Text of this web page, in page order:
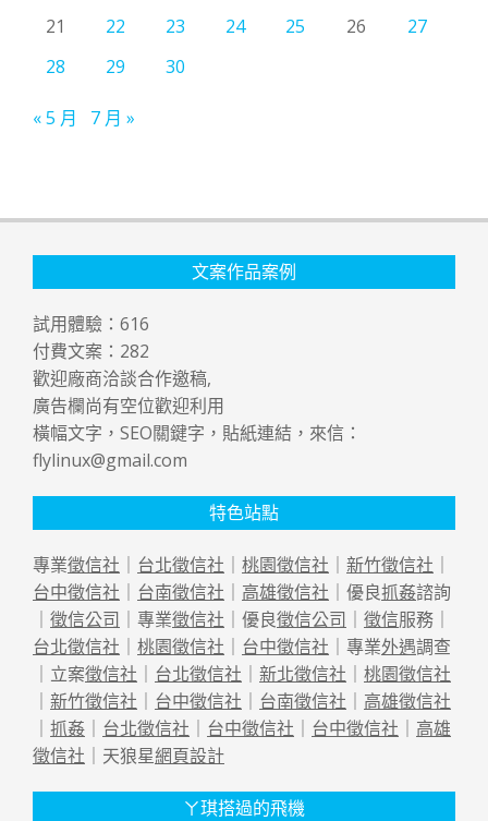
21
22 23 24 25 26
27
28
29 30
« 5 月 7 月 »
文案作品案例
試用體驗： 616
付費文案： 282
歡迎廠商洽談合作邀稿,
廣告欄尚有空位歡迎利用
橫幅文字，SEO關鍵字，貼紙連結，來信：
flylinux@gmail.com
特色站點
專業徵信社 台北徵信社 桃園徵信社 新竹徵信社
台中徵信社
台南徵信社 高雄徵信社 ｜優良抓姦諮詢
徵信公司 ｜專業徵信社 ｜優良徵信公司 徵信服務｜
台北徵信社
桃園徵信社 台中徵信社 ｜專業外遇調查
｜立案徵信社 台北徵信社 新北徵信社
桃園徵信社
新竹徵信社 台中徵信社 台南徵信社
高雄徵信社
抓姦 台北徵信社 台中徵信社 台中徵信社
高雄
徵信社 ｜天狼星網頁設計
ㄚ琪搭過的飛機